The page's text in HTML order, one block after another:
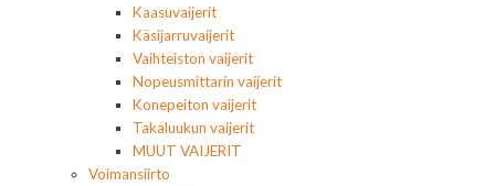
Kaasuvaijerit
Käsijarruvaijerit
Vaihteiston vaijerit
Nopeusmittarin vaijerit
Konepeiton vaijerit
Takaluukun vaijerit
MUUT VAIJERIT
Voimansiirto